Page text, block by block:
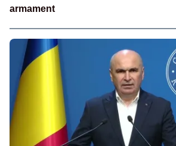
armament